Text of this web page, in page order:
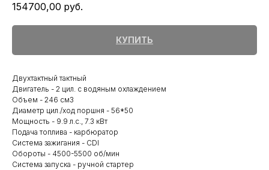
154700,00 руб.
КУПИТЬ
Двухтактный тактный
Двигатель - 2 цил. с водяным охлаждением
Объем - 246 см3
Диаметр цил./ход поршня - 56*50
Мощность - 9.9 л.с., 7.3 кВт
Подача топлива - карбюратор
Система зажигания - CDI
Обороты - 4500-5500 об/мин
Система запуска - ручной стартер